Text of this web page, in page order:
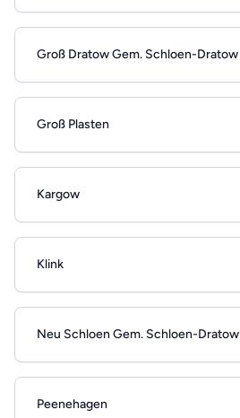
Groß Dratow Gem. Schloen-Dratow
Groß Plasten
Kargow
Klink
Neu Schloen Gem. Schloen-Dratow
Peenehagen